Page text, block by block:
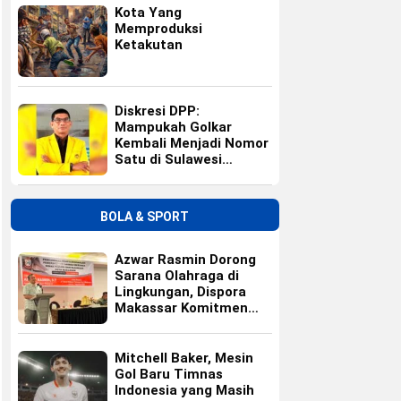
Kota Yang
Memproduksi
Ketakutan
Diskresi DPP:
Mampukah Golkar
Kembali Menjadi Nomor
Satu di Sulawesi
BOLA & SPORT
Azwar Rasmin Dorong
Sarana Olahraga di
Lingkungan, Dispora
Makassar Komitmen
Mitchell Baker, Mesin
Gol Baru Timnas
Indonesia yang Masih